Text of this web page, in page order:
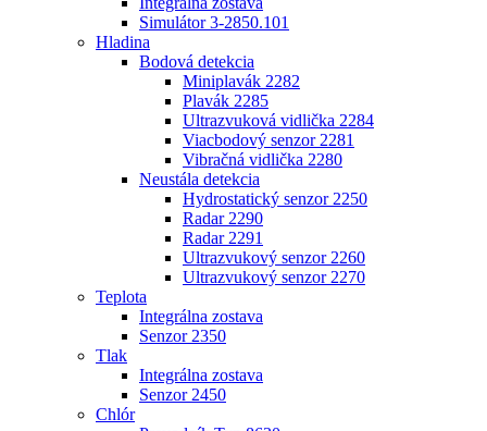
Simulátor 3-2850.101
Hladina
Bodová detekcia
Miniplavák 2282
Plavák 2285
Ultrazvuková vidlička 2284
Viacbodový senzor 2281
Vibračná vidlička 2280
Neustála detekcia
Hydrostatický senzor 2250
Radar 2290
Radar 2291
Ultrazvukový senzor 2260
Ultrazvukový senzor 2270
Teplota
Integrálna zostava
Senzor 2350
Tlak
Integrálna zostava
Senzor 2450
Chlór